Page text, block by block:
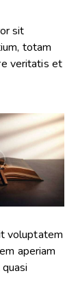
sit
totam
veritatis et
voluptatem
aperiam